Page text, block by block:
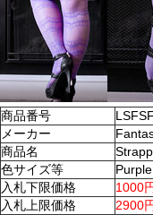
商品番号
メーカー
商品名
色サイズ等
入札下限価格
1000
入札上限価格
2900